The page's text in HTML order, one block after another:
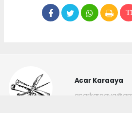
Acar Karaaya